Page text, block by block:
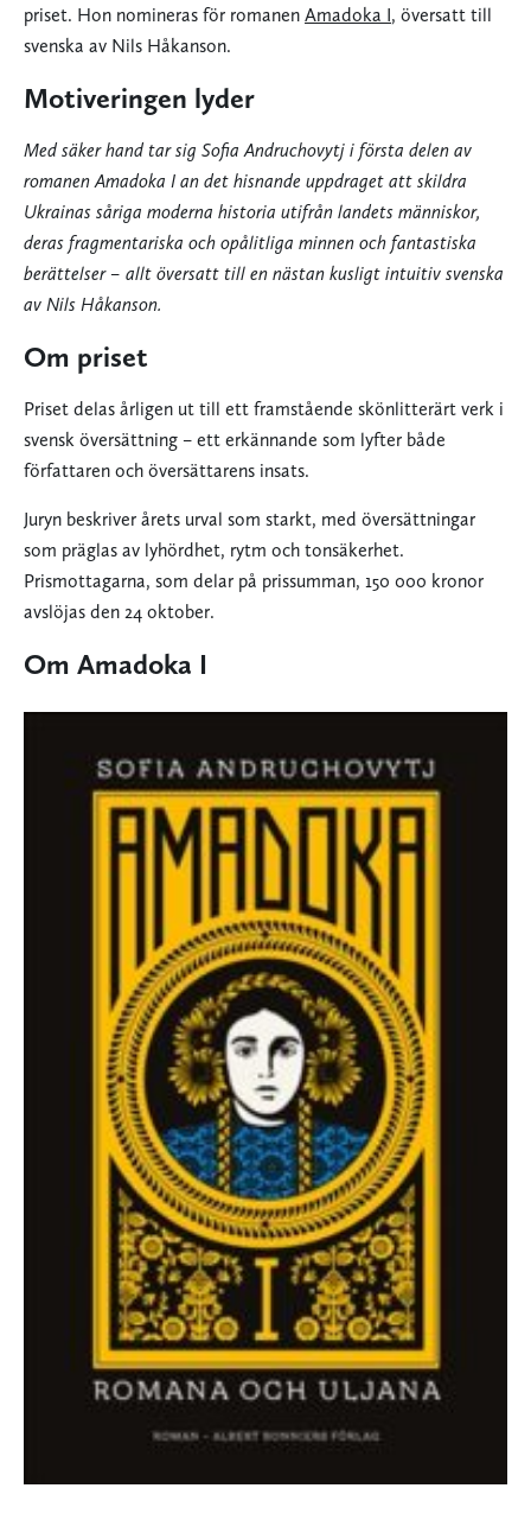
priset. Hon nomineras för romanen Amadoka I, översatt till
svenska av Nils Håkanson.
Motiveringen lyder
Med säker hand tar sig Sofia Andruchovytj i första delen av
romanen Amadoka I an det hisnande uppdraget att skildra
Ukrainas såriga moderna historia utifrån landets människor,
deras fragmentariska och opålitliga minnen och fantastiska
berättelser – allt översatt till en nästan kusligt intuitiv svenska
av Nils Håkanson.
Om priset
Priset delas årligen ut till ett framstående skönlitterärt verk i
svensk översättning – ett erkännande som lyfter både
författaren och översättarens insats.
Juryn beskriver årets urval som starkt, med översättningar
som präglas av lyhördhet, rytm och tonsäkerhet.
Prismottagarna, som delar på prissumman, 150 000 kronor
avslöjas den 24 oktober.
Om Amadoka I